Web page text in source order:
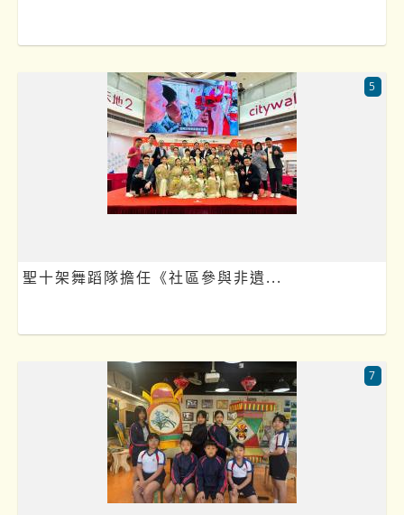
聖十架舞蹈隊擔任《社區參與非遺...
5
7